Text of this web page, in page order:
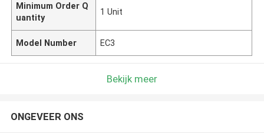
Minimum Order Q
uantity
1 Unit
Model Number EC3
Bekijk meer
ONGEVEER ONS